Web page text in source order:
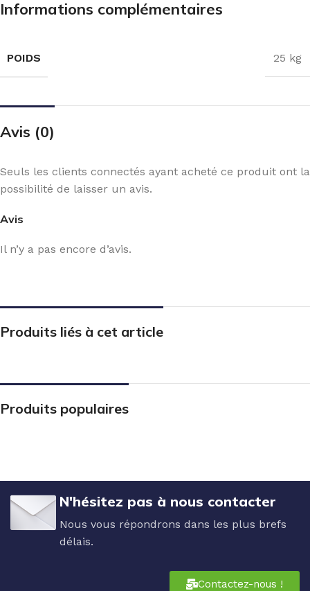
Informations complémentaires
POIDS 25 kg
Avis (0)
Avis
Il n’y a pas encore d’avis.
Seuls les clients connectés ayant acheté ce produit ont la
possibilité de laisser un avis.
Produits liés à cet article
Produits populaires
N'hésitez pas à nous contacter
Nous vous répondrons dans les plus brefs
délais.
Contactez-nous !